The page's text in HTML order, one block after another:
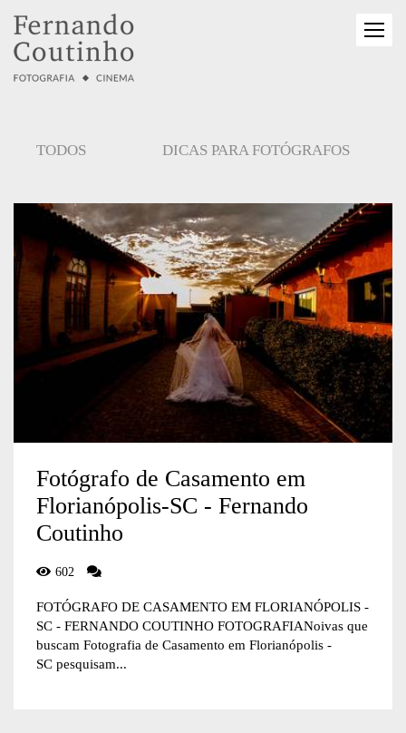
TODOS DICAS PARA FOTÓGRAFOS
Fotógrafo de Casamento em
Florianópolis-SC - Fernando
Coutinho
602
FOTÓGRAFO DE CASAMENTO EM FLORIANÓPOLIS -
SC - FERNANDO COUTINHO FOTOGRAFIANoivas que
buscam Fotografia de Casamento em Florianópolis -
SC pesquisam...